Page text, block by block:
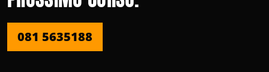
081 5635188